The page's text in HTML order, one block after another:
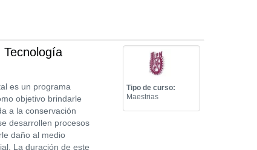
es un programa
objetivo brindarle
a la conservación
desarrollen procesos
daño al medio
La duración de este
Tipo de curso:
Maestrias